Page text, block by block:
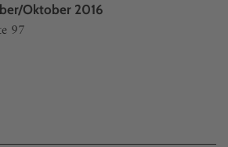
Oktober 2016
97